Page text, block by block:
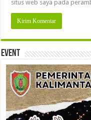
situs web saya pada
Event